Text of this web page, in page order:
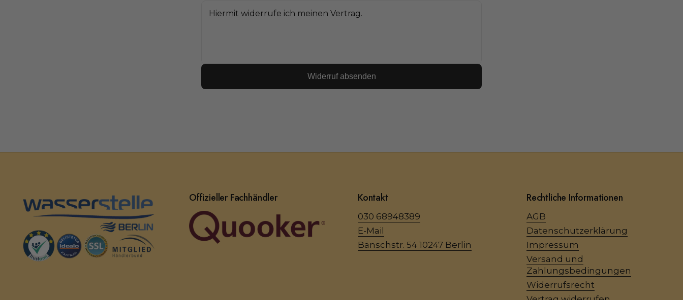
Widerruf absenden
Offizieller Fachhändler Kontakt
030 68948389
E-Mail
Bänschstr. 54 10247 Berlin
Rechtliche Informationen
AGB
Datenschutzerklärung
Impressum
Versand und
Zahlungsbedingungen
Widerrufsrecht